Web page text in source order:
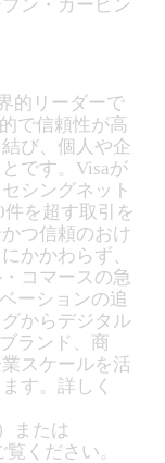
ン・カーピン
的リーダーで
で信頼性が高
び、個人や企
です。Visaが
シングネット
件を超す取引を
つ信頼のおけ
かかわらず、
コマースの急
ーションの追
からデジタル
ランド、商
スケールを活
す。詳しく
または
ください。